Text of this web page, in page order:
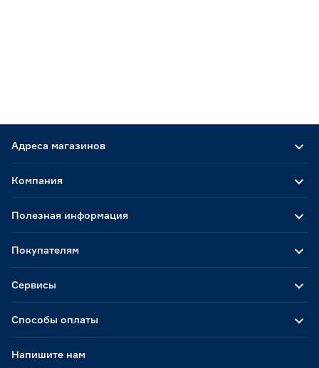
Адреса магазинов
Способы оплаты
Компания
Полезная информация
Покупателям
Сервисы
Напишите нам